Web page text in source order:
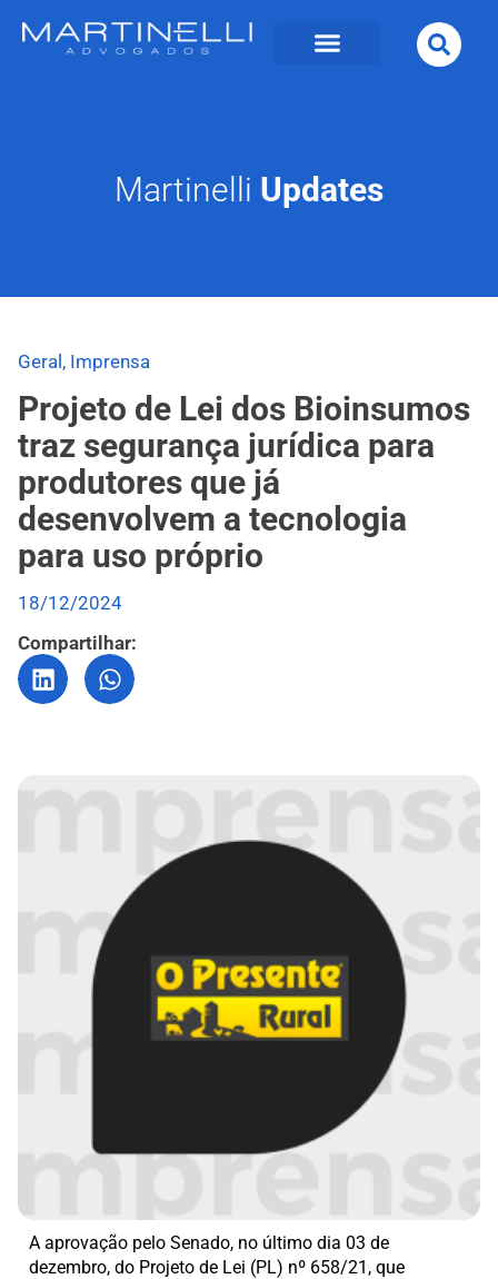
Martinelli Updates
Geral , Imprensa
Projeto de Lei dos Bioinsumos
traz segurança jurídica para
produtores que já
desenvolvem a tecnologia
para uso próprio
18/12/2024
Compartilhar:
A aprovação pelo Senado, no último dia 03 de
dezembro, do Projeto de Lei (PL) nº 658/21, que